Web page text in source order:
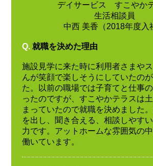
デイサービス すこやか
生活相談員
中西 美香（2018年度入
Q. 就職を決めた理由
施設見学に来た時に利用者さまや
んが笑顔で楽しそうにしていたの
た。以前の職場では子育てと仕事
ったのですが、すこやかテラスは
まっていたので就職を決めました
を出し、聞き合える、相談しやす
力です。アットホームな雰囲気の
働いています。